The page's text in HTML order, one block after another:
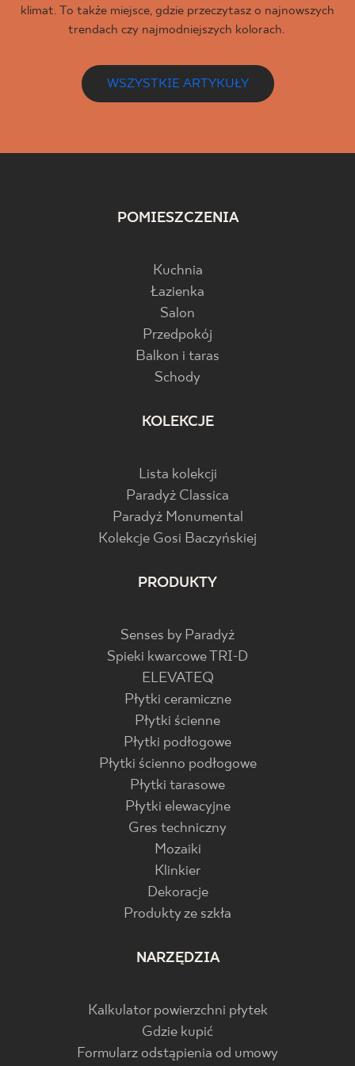
klimat. To także miejsce, gdzie przeczytasz o najnowszych
trendach czy najmodniejszych kolorach.
WSZYSTKIE ARTYKUŁY
POMIESZCZENIA
Kuchnia
Łazienka
Salon
Przedpokój
Balkon i taras
Schody
KOLEKCJE
Lista kolekcji
Paradyż Classica
Paradyż Monumental
Kolekcje Gosi Baczyńskiej
PRODUKTY
Senses by Paradyż
Spieki kwarcowe TRI-D
ELEVATEQ
Płytki ceramiczne
Płytki ścienne
Płytki podłogowe
Płytki ścienno podłogowe
Płytki tarasowe
Płytki elewacyjne
Gres techniczny
Mozaiki
Klinkier
Dekoracje
Produkty ze szkła
NARZĘDZIA
Kalkulator powierzchni płytek
Gdzie kupić
Formularz odstąpienia od umowy